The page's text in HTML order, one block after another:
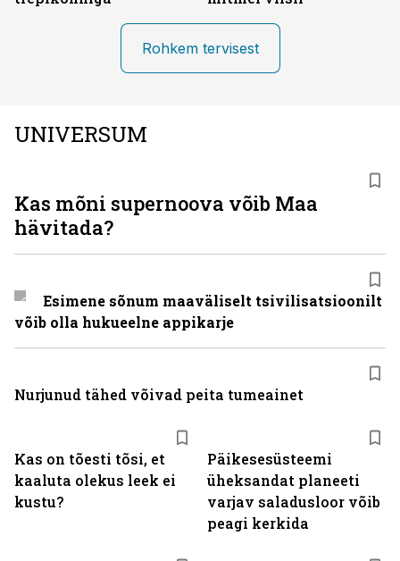
Rohkem tervisest
UNIVERSUM
Kas on tõesti tõsi, et
kaaluta olekus leek ei
kustu?
Päikesesüsteemi
üheksandat planeeti
varjav saladusloor võib
peagi kerkida
Kas mõni supernoova võib Maa
hävitada?
Esimene sõnum maaväliselt tsivilisatsioonilt
võib olla hukueelne appikarje
Nurjunud tähed võivad peita tumeainet